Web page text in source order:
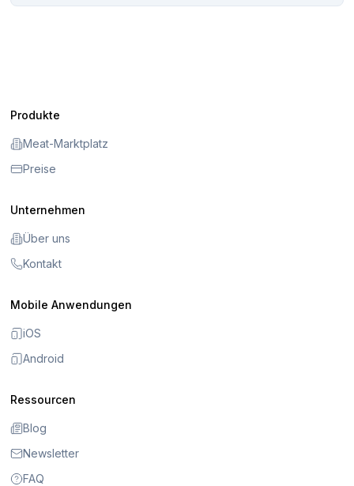
Produkte
Meat-Marktplatz
Preise
Unternehmen
Über uns
Kontakt
Mobile Anwendungen
iOS
Android
Ressourcen
Blog
Newsletter
FAQ